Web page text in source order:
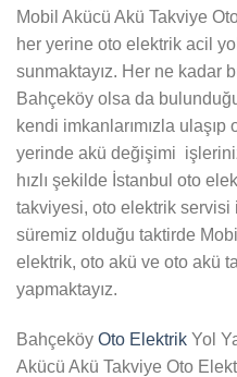
Mobil Akücü Akü Takviye
her yerine oto elektrik acil
sunmaktayız. Her ne kadar
Bahçeköy olsa da
kendi imkanlarımızla
yerinde akü değişimi
hızlı şekilde İstanbul oto
takviyesi, oto elektrik
süremiz olduğu taktirde
elektrik, oto akü ve oto akü
yapmaktayız.
Bahçeköy Oto Elektrik Yol
Akücü Akü Takviye Oto